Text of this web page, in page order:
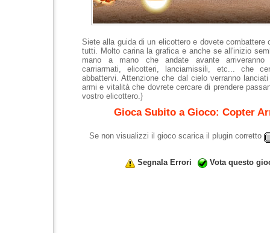
Siete alla guida di un elicottero e dovete combattere
tutti. Molto carina la grafica e anche se all'inizio
mano a mano che andate avante arriveranno
carriarmati, elicotteri, lanciamissili, etc... che
abbattervi. Attenzione che dal cielo verranno
armi e vitalità che dovrete cercare di prendere
vostro elicottero.}
Gioca Subito a Gioco: Copter
Se non visualizzi il gioco scarica il plugin corretto
Segnala Errori Vota questo